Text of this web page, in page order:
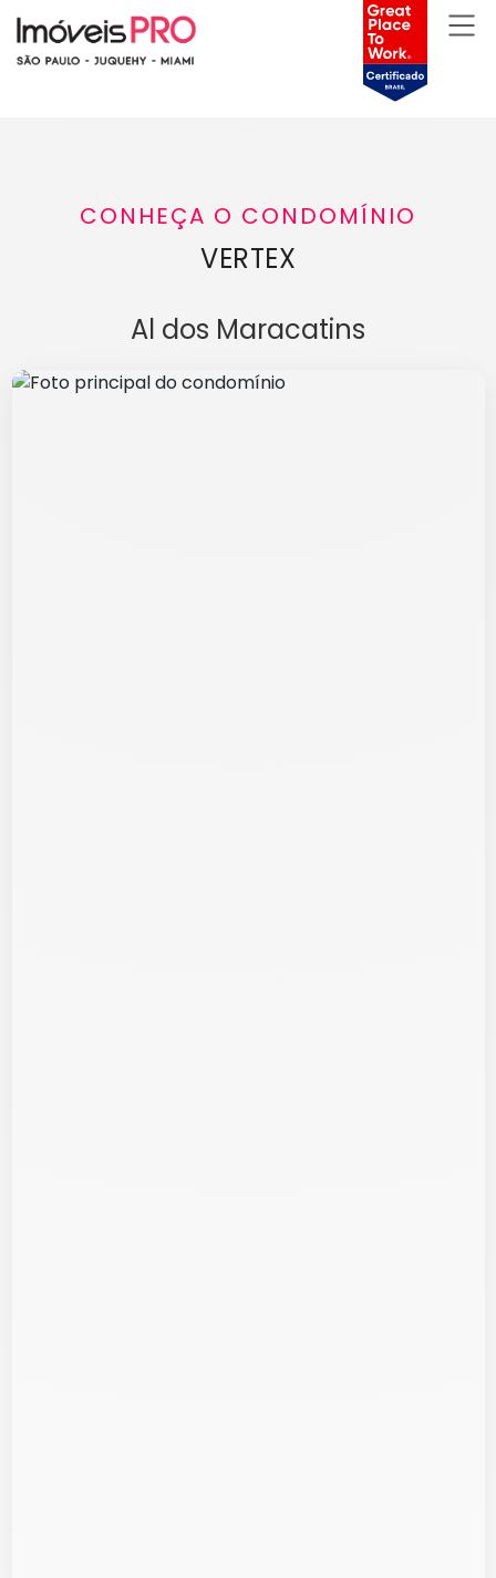
CONHEÇA O CONDOMÍNIO
VERTEX
Al dos Maracatins